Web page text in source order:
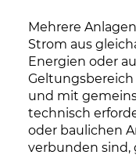
Mehrere
Strom aus
Energien oder
Geltungsbereich
und mit
technisch
oder baulichen
verbunden sind,